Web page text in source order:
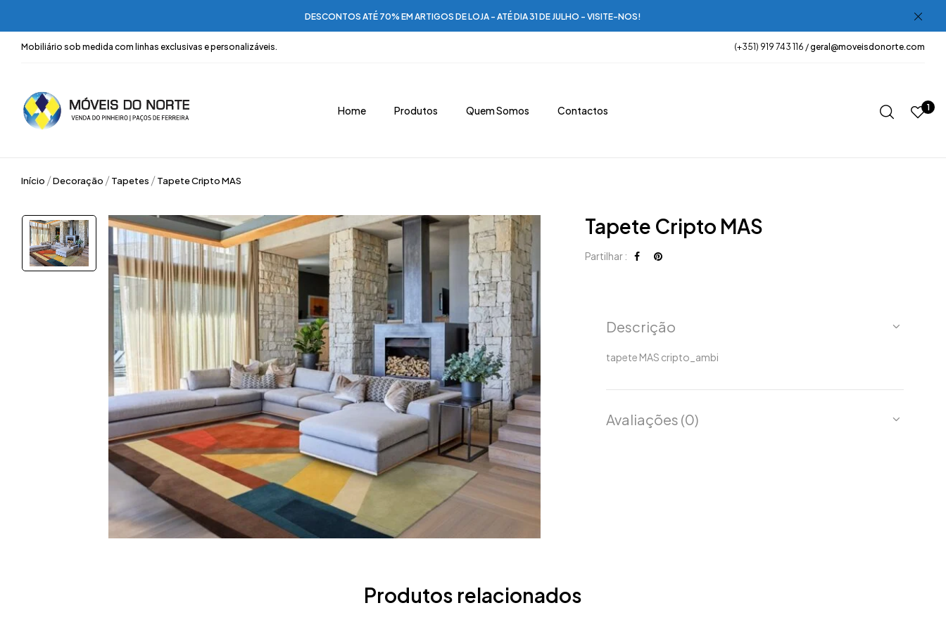
DESCONTOS ATÉ 70% EM ARTIGOS DE LOJA - ATÉ DIA 31 DE JULHO - VISITE-NOS!
Mobiliário sob medida com linhas exclusivas e personalizáveis. (+351) 919 743 116 /geral@moveisdonorte.com
Home Produtos Quem Somos Contactos 1
Início Decoração Tapetes Tapete Cripto MAS
Tapete Cripto MAS
Partilhar :
Descrição
tapete MAS cripto_ambi
Avaliações (0)
Produtos relacionados